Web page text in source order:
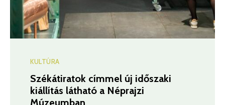
KULTÚRA
Székátiratok címmel új időszaki
kiállítás látható a Néprajzi